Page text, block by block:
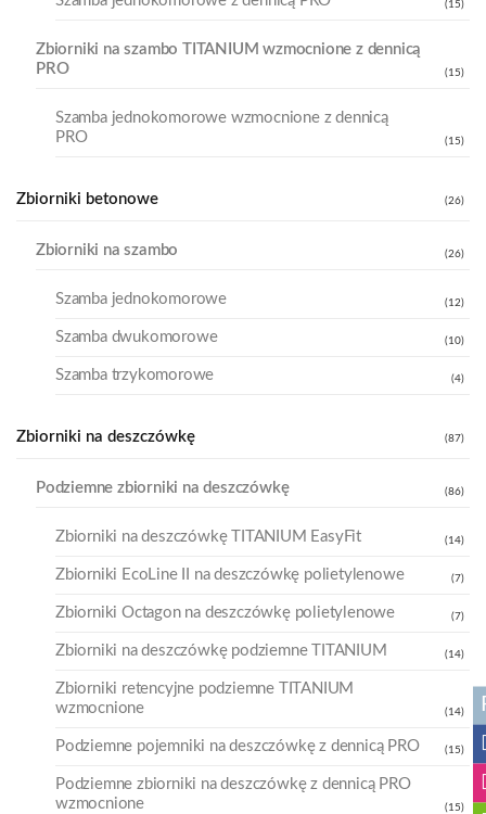
(15)
Zbiorniki na szambo TITANIUM wzmocnione z dennicą
PRO
(15)
Szamba jednokomorowe wzmocnione z dennicą
PRO
(15)
Zbiorniki betonowe (26)
Zbiorniki na szambo (26)
Szamba jednokomorowe (12)
Szamba dwukomorowe (10)
Szamba trzykomorowe (4)
Zbiorniki na deszczówkę (87)
Podziemne zbiorniki na deszczówkę (86)
Zbiorniki na deszczówkę TITANIUM EasyFit (14)
Zbiorniki EcoLine II na deszczówkę polietylenowe (7)
Zbiorniki Octagon na deszczówkę polietylenowe (7)
Zbiorniki na deszczówkę podziemne TITANIUM (14)
Zbiorniki retencyjne podziemne TITANIUM
wzmocnione
(14)
Podziemne pojemniki na deszczówkę z dennicą PRO (15)
Podziemne zbiorniki na deszczówkę z dennicą PRO
wzmocnione
(15)